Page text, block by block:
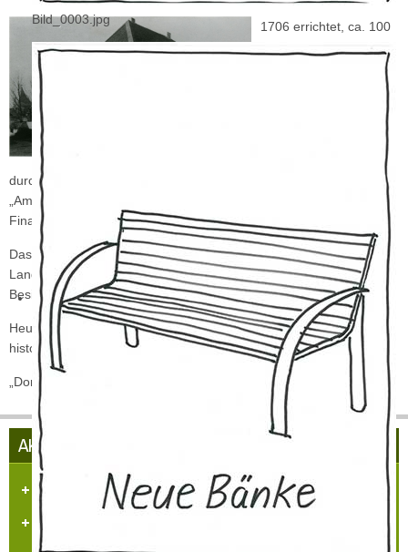
Bild_0003.jpg
1706 errichtet, ca. 100
Ortes, an der „ordinari
durch den Vogt (Landrat) und Kellner (Leiter der Zahlstelle) des
„Amtes Hülchrath" Erich Adolph Call als Kellnerei (Zahl-stelle bzw.
Finanzamt).
Das kurfürstliche Beamtenhaus diente als letzter Sitz des letzten
Landrates von Hülchrath und ist seit Ende des 18. Jahrhundert im
Besitz der Familie von Pröpper bzw. deren Nachfahren.
Heute ist das Gebäude das älteste erhaltene Bauwerk im
historischen Ortskern und wird zu Wohnzwecken genutzt.
„Dorfgemeinschaft Hülchrath" / September 2005
AKTUELLES AUS HÜLCHRATH
Herzlich Willkommen in Hülchrath
Führungen in der Schloss-Stadt-Hülchrath